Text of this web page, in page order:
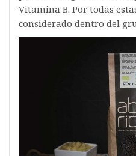
Vitamina B. Por todas
considerado dentro del